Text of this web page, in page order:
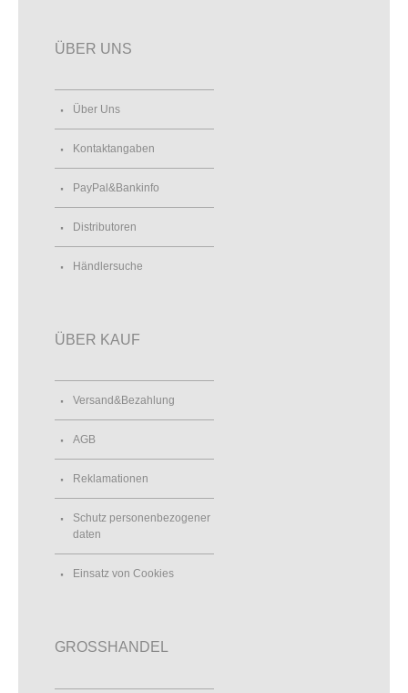
ÜBER UNS
Über Uns
Kontaktangaben
PayPal&Bankinfo
Distributoren
Händlersuche
ÜBER KAUF
Versand&Bezahlung
AGB
Reklamationen
Schutz personenbezogener
daten
Einsatz von Cookies
GROSSHANDEL